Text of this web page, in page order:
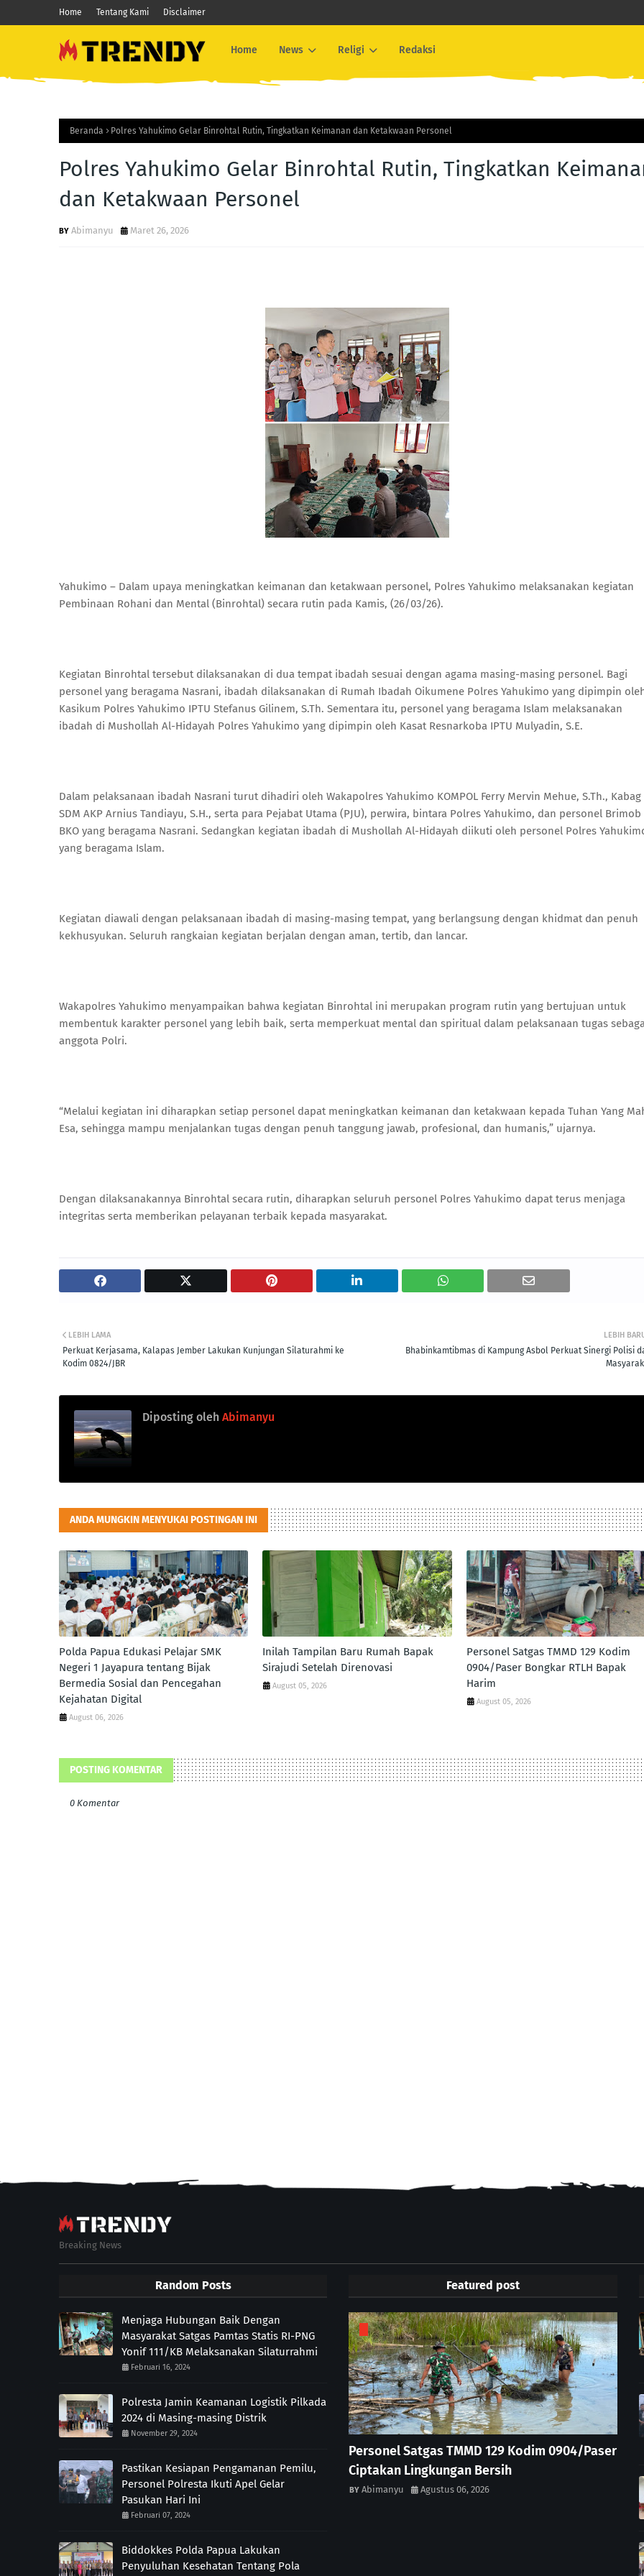
Home Tentang Kami Disclaimer
Home News Religi Redaksi
Beranda Polres Yahukimo Gelar Binrohtal Rutin, Tingkatkan Keimanan dan Ketakwaan Personel
Polres Yahukimo Gelar Binrohtal Rutin, Tingkatkan
dan Ketakwaan Personel
Abimanyu Maret 26, 2026
Yahukimo – Dalam upaya meningkatkan keimanan dan ketakwaan personel, Polres Yahukimo melaksanakan kegiatan
Pembinaan Rohani dan Mental (Binrohtal) secara rutin pada Kamis, (26/03/26).
Kegiatan Binrohtal tersebut dilaksanakan di dua tempat ibadah sesuai dengan agama masing-masing personel. Bagi
personel yang beragama Nasrani, ibadah dilaksanakan di Rumah Ibadah Oikumene Polres Yahukimo yang dipimpin
Kasikum Polres Yahukimo IPTU Stefanus Gilinem, S.Th. Sementara itu, personel yang beragama Islam melaksanakan
ibadah di Mushollah Al-Hidayah Polres Yahukimo yang dipimpin oleh Kasat Resnarkoba IPTU Mulyadin, S.E.
Dalam pelaksanaan ibadah Nasrani turut dihadiri oleh Wakapolres Yahukimo KOMPOL Ferry Mervin Mehue, S.Th., Kabag
SDM AKP Arnius Tandiayu, S.H., serta para Pejabat Utama (PJU), perwira, bintara Polres Yahukimo, dan personel Brimob
BKO yang beragama Nasrani. Sedangkan kegiatan ibadah di Mushollah Al-Hidayah diikuti oleh personel Polres
yang beragama Islam.
Kegiatan diawali dengan pelaksanaan ibadah di masing-masing tempat, yang berlangsung dengan khidmat dan penuh
kekhusyukan. Seluruh rangkaian kegiatan berjalan dengan aman, tertib, dan lancar.
Wakapolres Yahukimo menyampaikan bahwa kegiatan Binrohtal ini merupakan program rutin yang bertujuan untuk
membentuk karakter personel yang lebih baik, serta memperkuat mental dan spiritual dalam pelaksanaan tugas
anggota Polri.
“Melalui kegiatan ini diharapkan setiap personel dapat meningkatkan keimanan dan ketakwaan kepada Tuhan Yang
Esa, sehingga mampu menjalankan tugas dengan penuh tanggung jawab, profesional, dan humanis,” ujarnya.
Dengan dilaksanakannya Binrohtal secara rutin, diharapkan seluruh personel Polres Yahukimo dapat terus menjaga
integritas serta memberikan pelayanan terbaik kepada masyarakat.
LEBIH
Bhabinkamtibmas di Kampung Asbol Perkuat Sinergi Polisi
LEBIH LAMA
Perkuat Kerjasama, Kalapas Jember Lakukan Kunjungan Silaturahmi ke
Kodim 0824/JBR
Diposting oleh Abimanyu
ANDA MUNGKIN MENYUKAI POSTINGAN INI
Polda Papua Edukasi Pelajar SMK
Negeri 1 Jayapura tentang Bijak
Bermedia Sosial dan Pencegahan
Kejahatan Digital
August 06, 2026
Inilah Tampilan Baru Rumah Bapak
Sirajudi Setelah Direnovasi
August 05, 2026
Personel Satgas TMMD 129 Kodim
0904/Paser Bongkar RTLH Bapak
Harim
August 05, 2026
POSTING KOMENTAR
0 Komentar
Breaking News
Random Posts
Menjaga Hubungan Baik Dengan
Masyarakat Satgas Pamtas Statis RI-PNG
Yonif 111/KB Melaksanakan Silaturrahmi
Februari 16, 2024
Polresta Jamin Keamanan Logistik Pilkada
2024 di Masing-masing Distrik
November 29, 2024
Pastikan Kesiapan Pengamanan Pemilu,
Personel Polresta Ikuti Apel Gelar
Pasukan Hari Ini
Februari 07, 2024
Biddokkes Polda Papua Lakukan
Penyuluhan Kesehatan Tentang Pola
Featured post
Personel Satgas TMMD 129 Kodim 0904/Paser
Ciptakan Lingkungan Bersih
Abimanyu Agustus 06, 2026